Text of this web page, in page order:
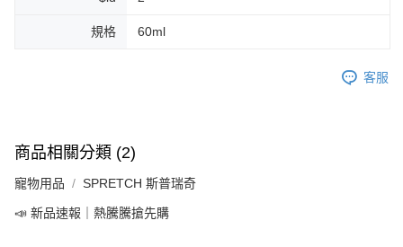
全家純取貨 (先付款
每筆NT$80，滿NT$999(含以上)免運費
7-11取貨付款
規格 60ml
客服
商品相關分類 (2)
寵物用品 SPRETCH 斯普瑞奇
📣 新品速報｜熱騰騰搶先購